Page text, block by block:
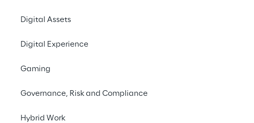
Digital Assets
Digital Experience
Gaming
Governance, Risk and Compliance
Hybrid Work
Konsumgüterindustrie